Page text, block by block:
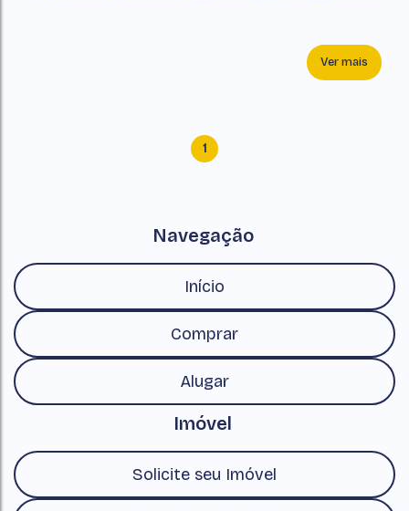
Ver mais
1
Navegação
Início
Comprar
Alugar
Imóvel
Solicite seu Imóvel